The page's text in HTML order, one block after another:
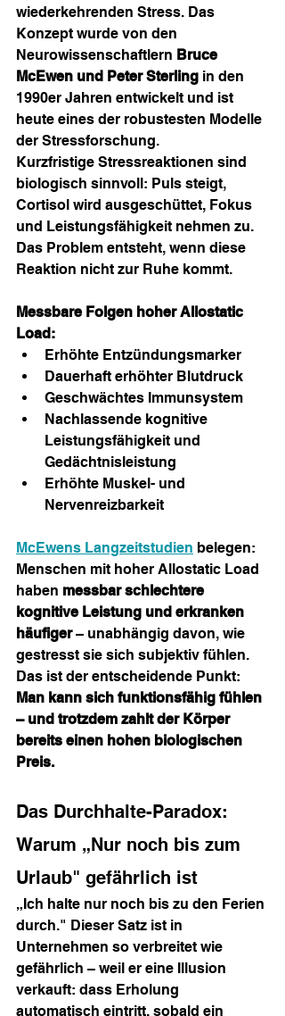
wiederkehrenden Stress. Das
Konzept wurde von den
Neurowissenschaftlern Bruce
McEwen und Peter Sterling in den
1990er Jahren entwickelt und ist
heute eines der robustesten Modelle
der Stressforschung.
Kurzfristige Stressreaktionen sind
biologisch sinnvoll: Puls steigt,
Cortisol wird ausgeschüttet, Fokus
und Leistungsfähigkeit nehmen zu.
Das Problem entsteht, wenn diese
Reaktion nicht zur Ruhe kommt.
Messbare Folgen hoher Allostatic
Load:
Erhöhte Entzündungsmarker
Dauerhaft erhöhter Blutdruck
Geschwächtes Immunsystem
Nachlassende kognitive
Leistungsfähigkeit und
Gedächtnisleistung
Erhöhte Muskel- und
Nervenreizbarkeit
McEwens Langzeitstudien belegen:
Menschen mit hoher Allostatic Load
haben messbar schlechtere
kognitive Leistung und erkranken
häufiger – unabhängig davon, wie
gestresst sie sich subjektiv fühlen.
Das ist der entscheidende Punkt:
Man kann sich funktionsfähig fühlen
– und trotzdem zahlt der Körper
bereits einen hohen biologischen
Preis.
Das Durchhalte-Paradox:
Warum „Nur noch bis zum
Urlaub" gefährlich ist
„Ich halte nur noch bis zu den Ferien
durch." Dieser Satz ist in
Unternehmen so verbreitet wie
gefährlich – weil er eine Illusion
verkauft: dass Erholung
automatisch eintritt, sobald ein